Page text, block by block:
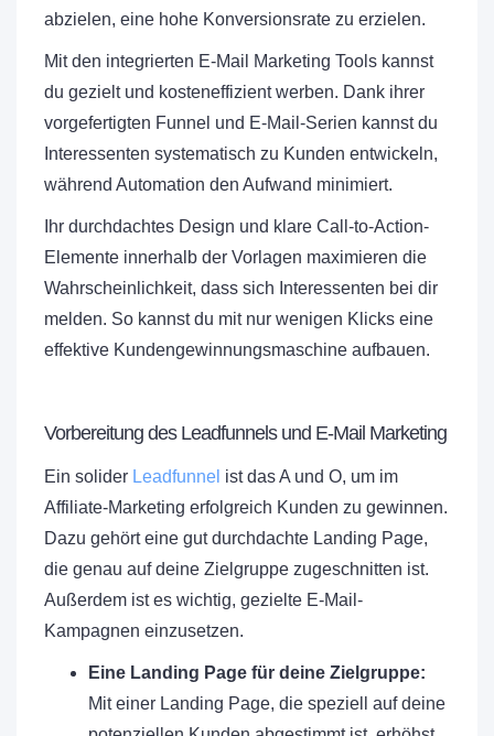
abzielen, eine hohe Konversionsrate zu erzielen.
Mit den integrierten E-Mail Marketing Tools kannst
du gezielt und kosteneffizient werben. Dank ihrer
vorgefertigten Funnel und E-Mail-Serien kannst du
Interessenten systematisch zu Kunden entwickeln,
während Automation den Aufwand minimiert.
Ihr durchdachtes Design und klare Call-to-Action-
Elemente innerhalb der Vorlagen maximieren die
Wahrscheinlichkeit, dass sich Interessenten bei dir
melden. So kannst du mit nur wenigen Klicks eine
effektive Kundengewinnungsmaschine aufbauen.
Vorbereitung des Leadfunnels und E-Mail Marketing
Ein solider Leadfunnel ist das A und O, um im
Affiliate-Marketing erfolgreich Kunden zu gewinnen.
Dazu gehört eine gut durchdachte Landing Page,
die genau auf deine Zielgruppe zugeschnitten ist.
Außerdem ist es wichtig, gezielte E-Mail-
Kampagnen einzusetzen.
Eine Landing Page für deine Zielgruppe:
Mit einer Landing Page, die speziell auf deine